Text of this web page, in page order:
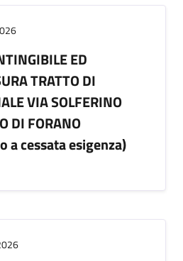
ED
TRATTO DI
VIA SOLFERINO
DI FORANO
a cessata esigenza)